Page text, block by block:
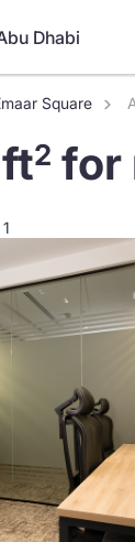
Dhabi
Square
2 for